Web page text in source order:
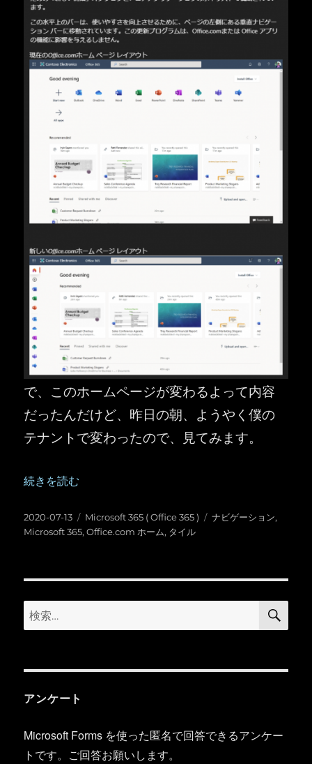
で、このホームページが変わるよって内容
だったんだけど、昨日の朝、ようやく僕の
テナントで変わったので、見てみます。
“Microsoft 365 ： Office.com ホームが結構変わった！” の
続きを読む
投
稿
2020-07-13
カ
テ
Microsoft 365 ( Office 365 )
タ
ナビゲーション,
Microsoft 365,Office.com ホーム, タイル
検
索:
検
アンケート
Microsoft Forms を使った匿名で回答できるアンケー
トです。ご回答お願いします。